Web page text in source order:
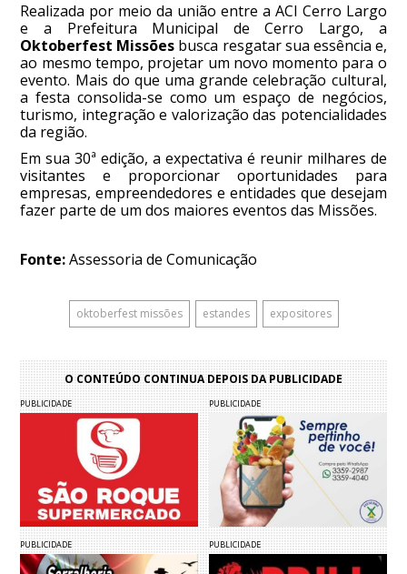
Realizada por meio da união entre a ACI Cerro Largo
e a Prefeitura Municipal de Cerro Largo, a
Oktoberfest Missões busca resgatar sua essência e,
ao mesmo tempo, projetar um novo momento para o
evento. Mais do que uma grande celebração cultural,
a festa consolida-se como um espaço de negócios,
turismo, integração e valorização das potencialidades
da região.
Em sua 30ª edição, a expectativa é reunir milhares de
visitantes e proporcionar oportunidades para
empresas, empreendedores e entidades que desejam
fazer parte de um dos maiores eventos das Missões.
Fonte:Assessoria de Comunicação
oktoberfest missões estandes expositores
O CONTEÚDO CONTINUA DEPOIS DA PUBLICIDADE
PUBLICIDADE PUBLICIDADE
PUBLICIDADE PUBLICIDADE